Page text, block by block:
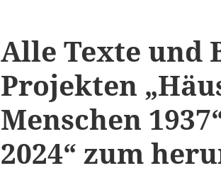
Alle Texte und
Projekten
Menschen
2024“ zum